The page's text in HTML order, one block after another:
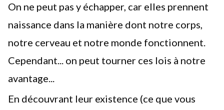
On ne peut pas y échapper, car elles prennent
naissance dans la manière dont notre corps,
notre cerveau et notre monde fonctionnent.
Cependant... on peut tourner ces lois à notre
avantage...
En découvrant leur existence (ce que vous